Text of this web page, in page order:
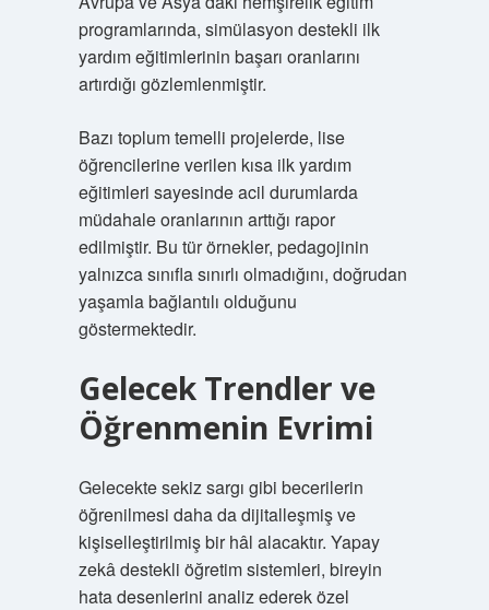
programlarında, simülasyon destekli ilk
yardım eğitimlerinin başarı oranlarını
artırdığı gözlemlenmiştir.
Bazı toplum temelli projelerde, lise
öğrencilerine verilen kısa ilk yardım
eğitimleri sayesinde acil durumlarda
müdahale oranlarının arttığı rapor
edilmiştir. Bu tür örnekler, pedagojinin
yalnızca sınıfla sınırlı olmadığını, doğrudan
yaşamla bağlantılı olduğunu
göstermektedir.
Gelecek Trendler ve
Öğrenmenin Evrimi
Gelecekte sekiz sargı gibi becerilerin
öğrenilmesi daha da dijitalleşmiş ve
kişiselleştirilmiş bir hâl alacaktır. Yapay
zekâ destekli öğretim sistemleri, bireyin
hata desenlerini analiz ederek özel